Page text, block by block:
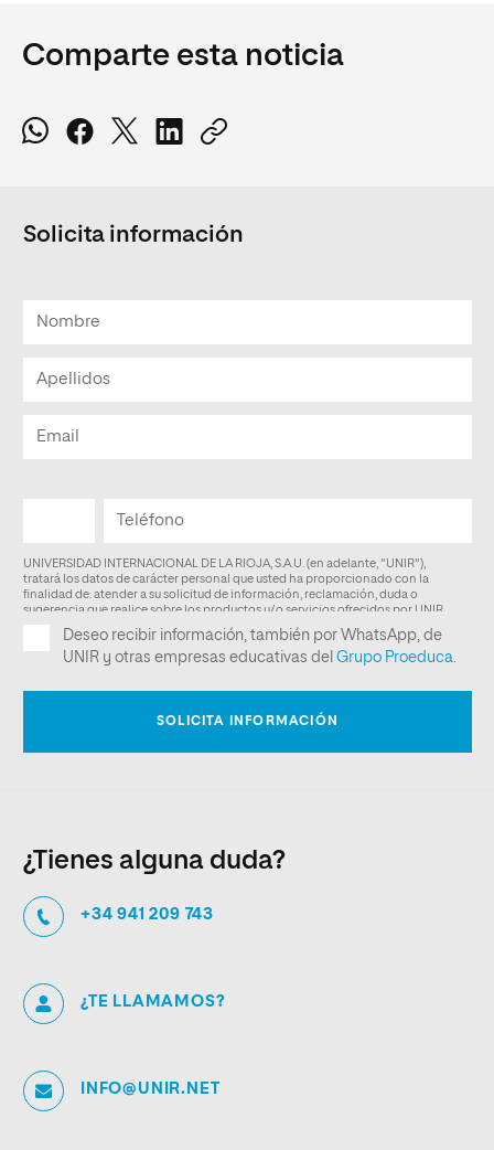
Comparte esta noticia
Solicita información
¿Tienes alguna duda?
+34 941 209 743
¿TE LLAMAMOS?
INFO@UNIR.NET